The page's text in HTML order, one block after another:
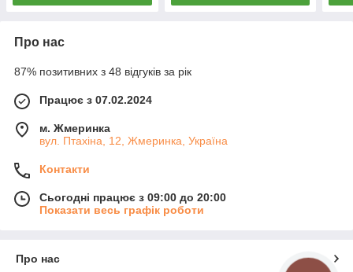
Про нас
87% позитивних з 48 відгуків за рік
Працює з 07.02.2024
м. Жмеринка
вул. Птахіна, 12, Жмеринка, Україна
Контакти
Сьогодні працює з 09:00 до 20:00
Показати весь графік роботи
Про нас